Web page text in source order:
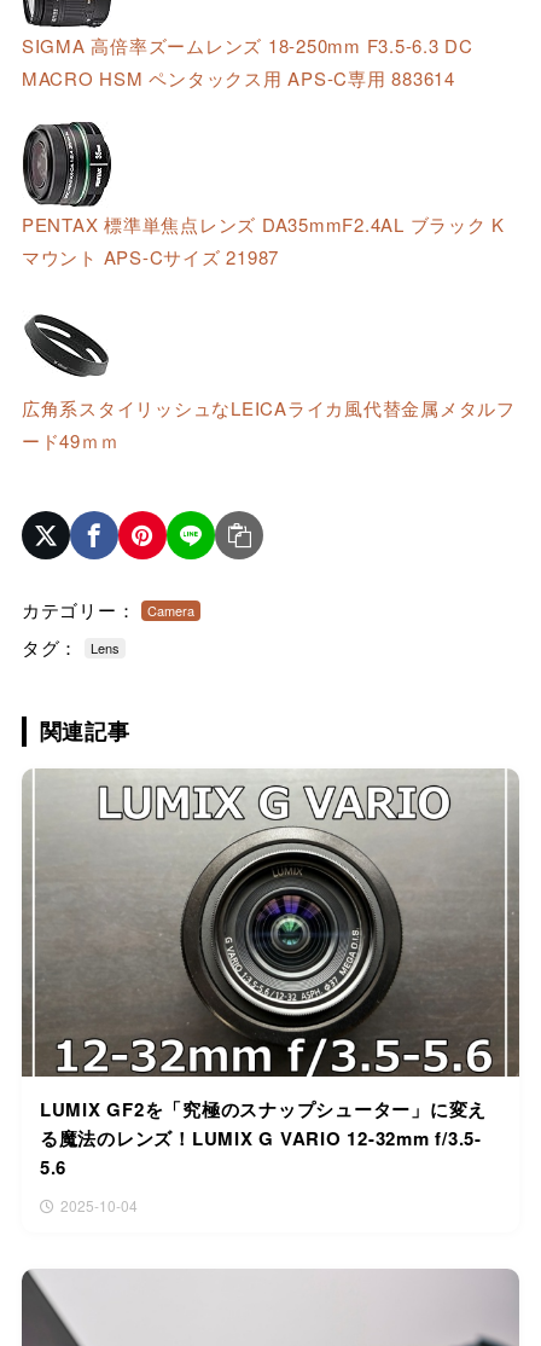
SIGMA 高倍率ズームレンズ 18-250mm F3.5-6.3 DC
MACRO HSM ペンタックス用 APS-C専用 883614
PENTAX 標準単焦点レンズ DA35mmF2.4AL ブラック K
マウント APS-Cサイズ 21987
広角系スタイリッシュなLEICAライカ風代替金属メタルフ
ード49ｍｍ
カテゴリー： Camera
タグ： Lens
関連記事
LUMIX GF2を「究極のスナップシューター」に変え
る魔法のレンズ！LUMIX G VARIO 12-32mm f/3.5-
5.6
2025-10-04